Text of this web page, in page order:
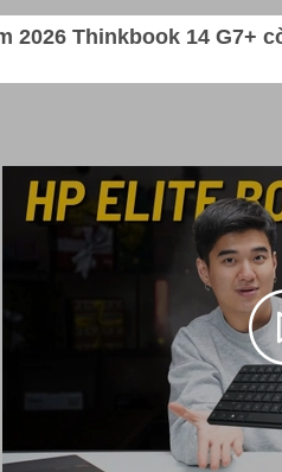
2026 Thinkbook 14 G7+